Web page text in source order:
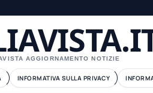
AGGIORNAMENTO NOTIZIE
INFORMATIVA SULLA PRIVACY